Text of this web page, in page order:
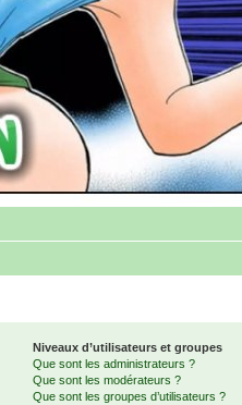
Niveaux d’utilisateurs et groupes
Que sont les administrateurs ?
Que sont les modérateurs ?
Que sont les groupes d’utilisateurs ?